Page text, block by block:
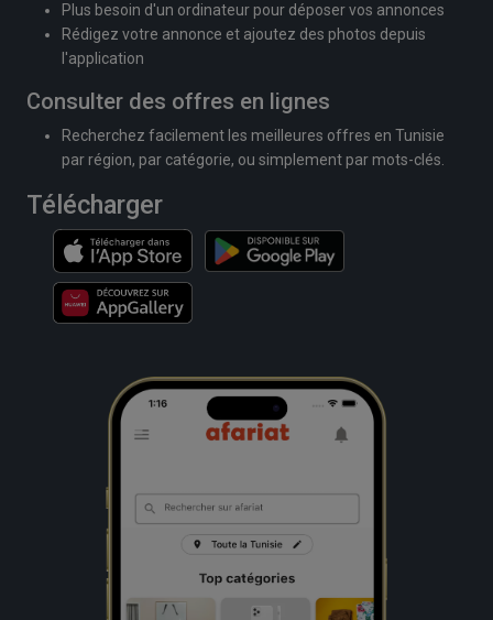
Plus besoin d'un ordinateur pour déposer vos annonces
Rédigez votre annonce et ajoutez des photos depuis
l'application
Consulter des offres en lignes
Recherchez facilement les meilleures offres en Tunisie
par région, par catégorie, ou simplement par mots-clés.
Télécharger